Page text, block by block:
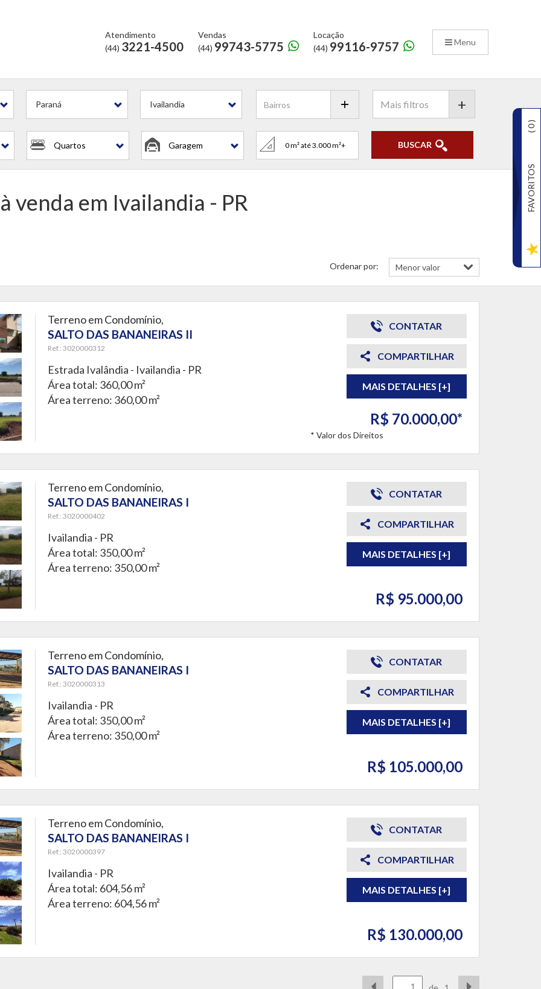
Menu
Atendimento
(44) 3221-4500
Vendas
(44) 99743-5775
Locação
(44) 99116-9757
Paraná Ivailandia
Quartos Garagem
+
BUSCAR
venda em Ivailandia - PR
Ordenar por:
Terreno em Condomínio,
SALTO DAS BANANEIRAS II
Ref.: 3020000312
Estrada Ivalândia - Ivailandia - PR
Área total: 360,00 m²
Área terreno: 360,00 m²
CONTATAR
COMPARTILHAR
MAIS DETALHES [+]
R$ 70.000,00*
* Valor dos Direitos
Terreno em Condomínio,
SALTO DAS BANANEIRAS I
Ref.: 3020000402
Ivailandia - PR
Área total: 350,00 m²
Área terreno: 350,00 m²
CONTATAR
COMPARTILHAR
MAIS DETALHES [+]
R$ 95.000,00
Terreno em Condomínio,
SALTO DAS BANANEIRAS I
Ref.: 3020000313
Ivailandia - PR
Área total: 350,00 m²
Área terreno: 350,00 m²
CONTATAR
COMPARTILHAR
MAIS DETALHES [+]
R$ 105.000,00
Terreno em Condomínio,
SALTO DAS BANANEIRAS I
Ref.: 3020000397
Ivailandia - PR
Área total: 604,56 m²
Área terreno: 604,56 m²
CONTATAR
COMPARTILHAR
MAIS DETALHES [+]
R$ 130.000,00
FAVORITOS
(
0
)